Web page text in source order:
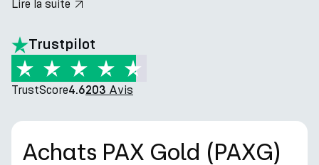
Lire la suite
Trustpilot
TrustScore4.6203 Avis
Achats PAX Gold (PAXG)